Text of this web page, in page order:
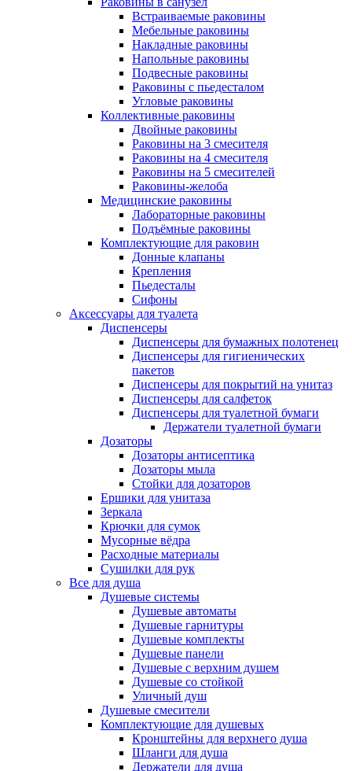
Встраиваемые раковины
Мебельные раковины
Накладные раковины
Напольные раковины
Подвесные раковины
Раковины с пьедесталом
Угловые раковины
Коллективные раковины
Двойные раковины
Раковины на 3 смесителя
Раковины на 4 смесителя
Раковины на 5 смесителей
Раковины-желоба
Медицинские раковины
Лабораторные раковины
Подъёмные раковины
Комплектующие для раковин
Донные клапаны
Крепления
Пьедесталы
Сифоны
Аксессуары для туалета
Диспенсеры
Диспенсеры для бумажных полотенец
Диспенсеры для гигиенических
пакетов
Диспенсеры для покрытий на унитаз
Диспенсеры для салфеток
Диспенсеры для туалетной бумаги
Держатели туалетной бумаги
Дозаторы
Дозаторы антисептика
Дозаторы мыла
Стойки для дозаторов
Ершики для унитаза
Зеркала
Крючки для сумок
Мусорные вёдра
Расходные материалы
Сушилки для рук
Все для душа
Душевые системы
Душевые автоматы
Душевые гарнитуры
Душевые комплекты
Душевые панели
Душевые с верхним душем
Душевые со стойкой
Уличный душ
Душевые смесители
Комплектующие для душевых
Кронштейны для верхнего душа
Шланги для душа
Держатели для душа